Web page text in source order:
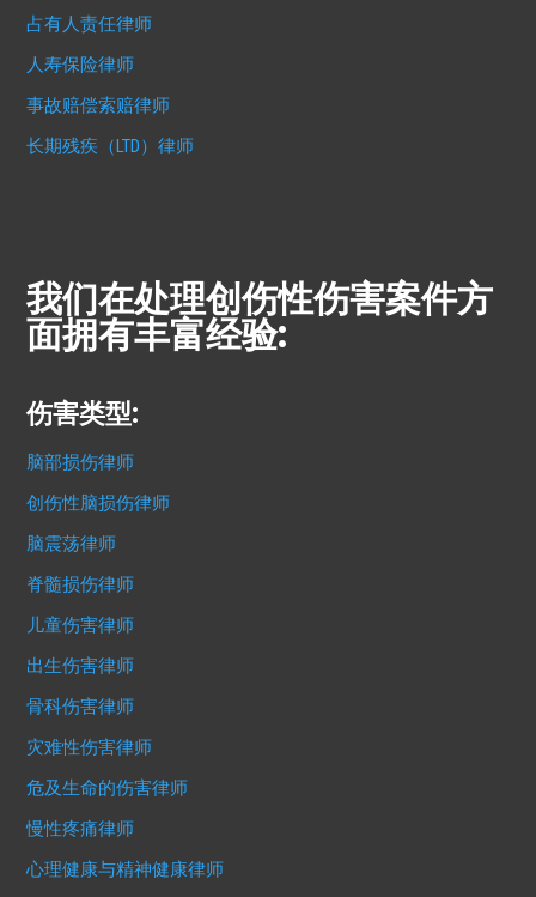
占有人责任律师
人寿保险律师
事故赔偿索赔律师
长期残疾（LTD）律师
我们在处理创伤性伤害案件方
面拥有丰富经验:
伤害类型:
脑部损伤律师
创伤性脑损伤律师
脑震荡律师
脊髓损伤律师
儿童伤害律师
出生伤害律师
骨科伤害律师
灾难性伤害律师
危及生命的伤害律师
慢性疼痛律师
心理健康与精神健康律师